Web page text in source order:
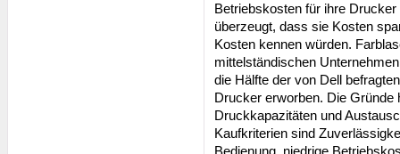
Betriebskosten für ihre
überzeugt, dass sie Kosten
Kosten kennen würden.
mittelständischen
die Hälfte der von Dell
Drucker erworben. Die Gründe
Druckkapazitäten und
Kaufkriterien sind
Bedienung, niedrige